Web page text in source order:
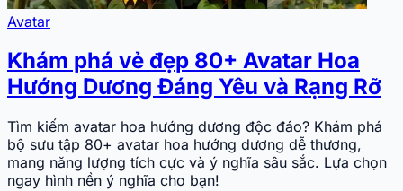
Avatar
Khám phá vẻ đẹp 80+ Avatar Hoa
Hướng Dương Đáng Yêu và Rạng Rỡ
Tìm kiếm avatar hoa hướng dương độc đáo? Khám phá
bộ sưu tập 80+ avatar hoa hướng dương dễ thương,
mang năng lượng tích cực và ý nghĩa sâu sắc. Lựa chọn
ngay hình nền ý nghĩa cho bạn!